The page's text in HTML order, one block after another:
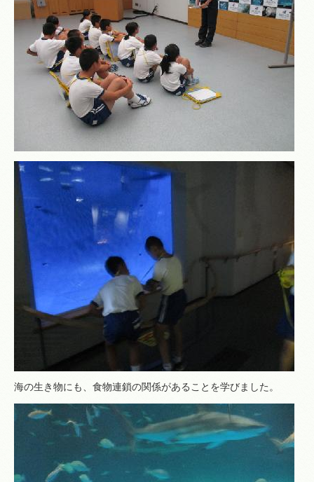
海の生き物にも、食物連鎖の関係があることを学びました。